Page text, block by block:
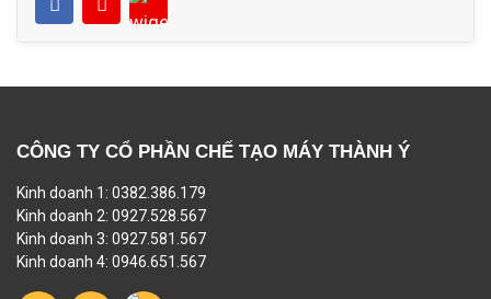
CÔNG TY CỔ PHẦN CHẾ TẠO MÁY THÀNH Ý
Kinh doanh 1: 0382.386.179
Kinh doanh 2: 0927.528.567
Kinh doanh 3: 0927.581.567
Kinh doanh 4: 0946.651.567